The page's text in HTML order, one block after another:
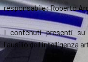
responsabile: Roberto
I contenuti presenti
l'ausilio dell'intelligenza